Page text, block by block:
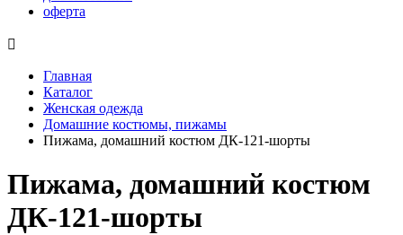
оферта

Главная
Каталог
Женская одежда
Домашние костюмы, пижамы
Пижама, домашний костюм ДК-121-шорты
Пижама, домашний костюм
ДК-121-шорты